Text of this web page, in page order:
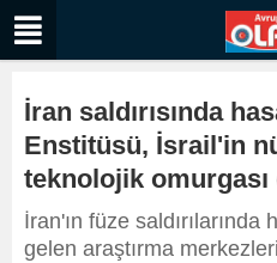
İran saldırısında
Enstitüsü, İsrail'in
teknolojik
İran'ın füze
gelen araştırma